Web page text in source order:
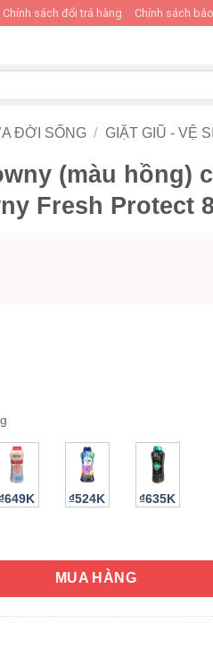
Chính sách đổi trả hàng Chính sách
ĐỜI SỐNG / GIẶT GIŨ - VỆ
(màu hồng)
Fresh Protect
₫649K ₫524K ₫635K
của Mỹ giữ thơm lâu Downy
MUA HÀNG